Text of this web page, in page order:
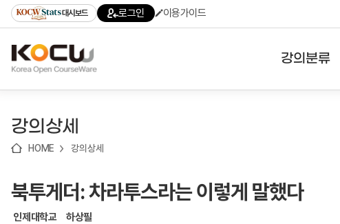
기
기
기
content)
가
대시보드 로그인 이용가이드
강의분류
테마강의
강의상세
HOME 강의상세
북투게더: 차라투스라는 이렇게 말했다
인제대학교 하상필